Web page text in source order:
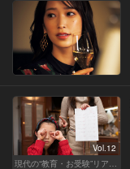
Vol.12